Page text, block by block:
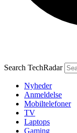
Search TechRadar
Nyheder
Anmeldelse
Mobiltelefoner
TV
Laptops
Gaming